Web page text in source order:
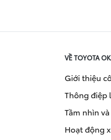
VỀ TOYOTA
Giới thiệu
Thông điệp
Tầm nhìn
Hoạt động